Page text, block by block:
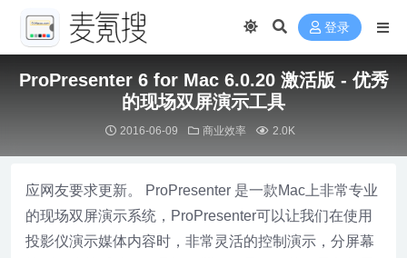
登录
ProPresenter 6 for Mac 6.0.20 激活版 - 优秀
的现场双屏演示工具
2016-06-09 商业效率 2.0K
应网友要求更新。 ProPresenter 是一款Mac上非常专业
的现场双屏演示系统，ProPresenter可以让我们在使用
投影仪演示媒体内容时，非常灵活的控制演示，分屏幕